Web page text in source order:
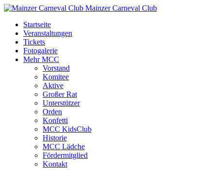
Mainzer Carneval Club
Startseite
Veranstaltungen
Tickets
Fotogalerie
Mehr MCC
Vorstand
Komitee
Aktive
Großer Rat
Unterstützer
Orden
Konfetti
MCC KidsClub
Historie
MCC Lädche
Fördermitglied
Kontakt